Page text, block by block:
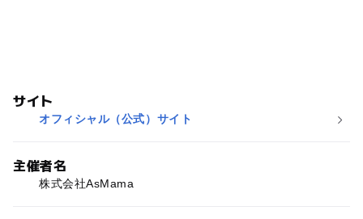
サイト
オフィシャル（公式）サイト
主催者名
株式会社AsMama